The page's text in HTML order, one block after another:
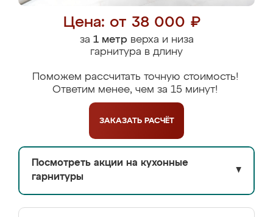
Цена: от 38 000 ₽
за 1 метрверха и низа
гарнитура в длину
Поможем рассчитать точную стоимость!
Ответим менее, чем за 15 минут!
ЗАКАЗАТЬ РАСЧЁТ
Посмотреть акции на кухонные
гарнитуры
▼